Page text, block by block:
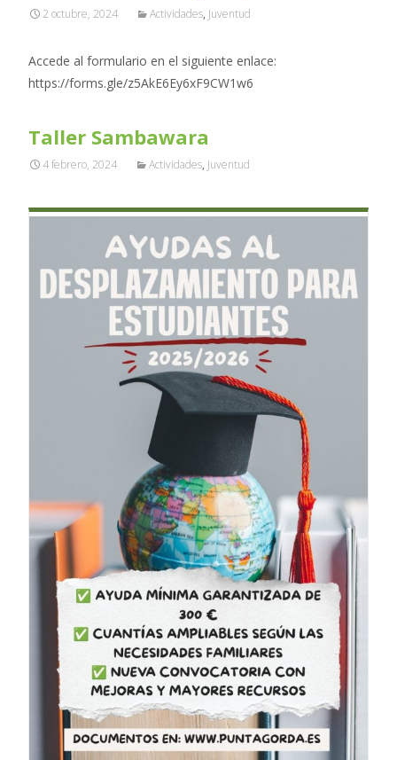
2 octubre, 2024 Actividades, Juventud
Accede al formulario en el siguiente enlace:
https://forms.gle/z5AkE6Ey6xF9CW1w6
Taller Sambawara
4 febrero, 2024 Actividades, Juventud